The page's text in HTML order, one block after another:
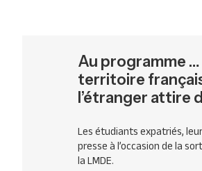
Au programme
territoire français
l’étranger attire
Les étudiants expatriés,
presse à l’occasion de la
laLMDE.